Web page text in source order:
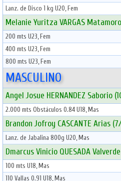
Lanz. de Disco 1 kg U20, Fem
Melanie Yuritza VARGAS
200 mts U23, Fem
400 mts U23, Fem
800 mts U23, Fem
MASCULINO
Angel Josue HERNANDEZ Saborio
2.000 mts Obstáculos 0.84 U18, Mas
Brandon Jofroy CASCANTE Arias
Lanz. de Jabalina 800g U20, Mas
Dmarcus Vinicio QUESADA
100 mts U18, Mas
110 Vallas 0.91 U18, Mas